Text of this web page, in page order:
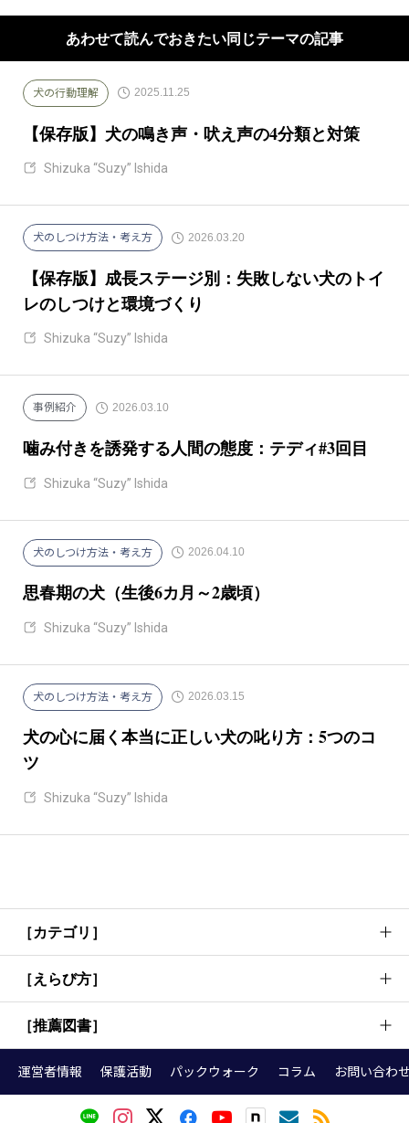
あわせて読んでおきたい同じテーマの記事
犬の行動理解 2025.11.25
【保存版】犬の鳴き声・吠え声の4分類と対策
Shizuka “Suzy” Ishida
犬のしつけ方法・考え方 2026.03.20
【保存版】成長ステージ別：失敗しない犬のトイ
レのしつけと環境づくり
Shizuka “Suzy” Ishida
事例紹介 2026.03.10
噛み付きを誘発する人間の態度：テディ#3回目
Shizuka “Suzy” Ishida
犬のしつけ方法・考え方 2026.04.10
思春期の犬（生後6カ月～2歳頃）
Shizuka “Suzy” Ishida
犬のしつけ方法・考え方 2026.03.15
犬の心に届く本当に正しい犬の叱り方：5つのコ
ツ
Shizuka “Suzy” Ishida
［カテゴリ］
犬のしつけ方法・考え方
お散歩
［えらび方］
首輪
［推薦図書］
『犬語図鑑』
『犬の頭がグングンよくなる育て方』
運営者情報 保護活動 パックウォーク コラム お問い合わ